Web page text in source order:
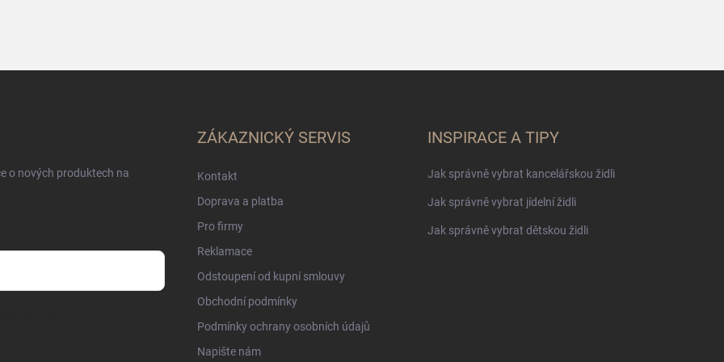
o nových produktech na
ZÁKAZNICKÝ SERVIS
Kontakt
Doprava a platba
Pro firmy
Reklamace
Odstoupení od kupní smlouvy
Obchodní podmínky
Podmínky ochrany osobních údajů
Napište nám
INSPIRACE A TIPY
Jak správně vybrat kancelářskou židli
Jak správně vybrat jídelní židli
Jak správně vybrat dětskou židli